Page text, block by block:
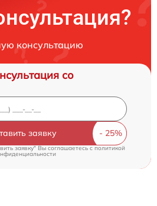
консультацию
со
заявку
заявку" Вы соглашаетесь c политикой